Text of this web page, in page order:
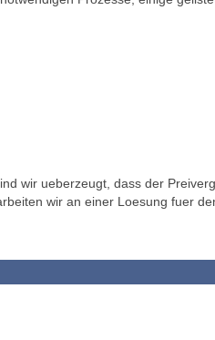
wir ueberzeugt, dass der
wir an einer Loesung fuer